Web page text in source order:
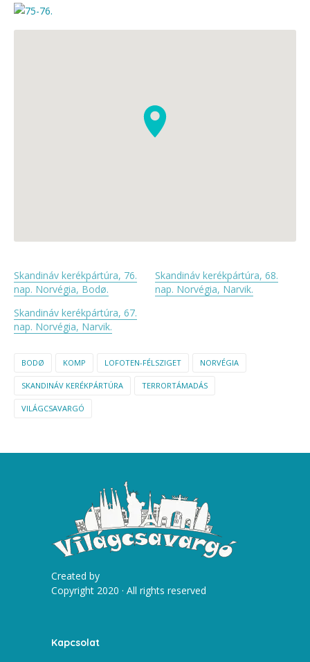
Skandináv kerékpártúra, 76.
nap. Norvégia, Bodø.
Skandináv kerékpártúra, 68.
nap. Norvégia, Narvik.
Skandináv kerékpártúra, 67.
nap. Norvégia, Narvik.
BODØ KOMP LOFOTEN-FÉLSZIGET NORVÉGIA
SKANDINÁV KERÉKPÁRTÚRA TERRORTÁMADÁS
VILÁGCSAVARGÓ
Created by
Copyright 2020 · All rights reserved
Kapcsolat